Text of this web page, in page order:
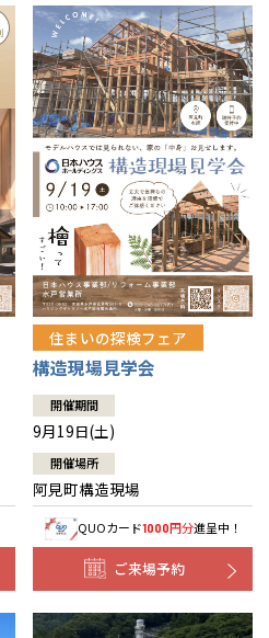
住まいの探検フェア
構造現場見学会
開催期間
9月19日(土)
開催場所
阿見町構造現場
QUOカード1000円分進呈中！
ご来場予約